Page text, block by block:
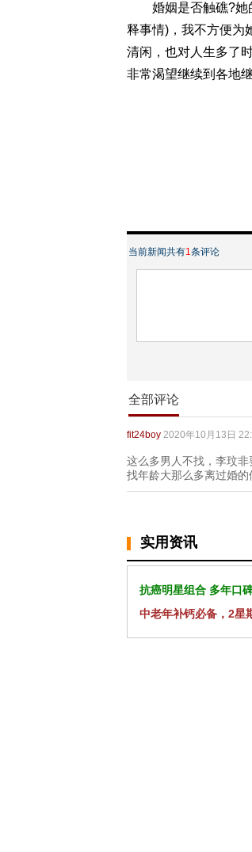
婚姻是否触礁?她的
释事情)，我不方便为
清闲，也对人生多了
非常渴望继续到各地
当前新闻共有1条评论
全部评论
fit24boy 2020年10月13日
这么多男人不找，李玟
找年龄大那么多离过婚的
实用资讯
抗癌明星组合 多年口
中老年补钙必备，2星